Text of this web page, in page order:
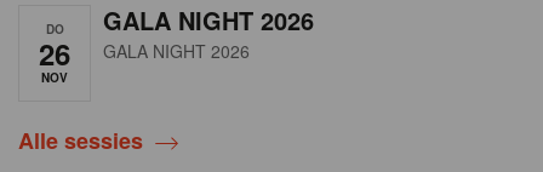
DO
26
NOV
GALA NIGHT 2026
GALA NIGHT 2026
Alle sessies